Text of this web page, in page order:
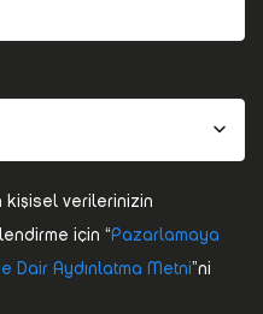
kişisel verilerinizin
için “Pazarlamaya
Dair Aydınlatma Metni”ni